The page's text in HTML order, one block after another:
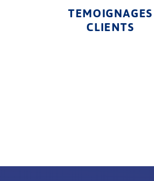
TEMOIGNAGES
CLIENTS